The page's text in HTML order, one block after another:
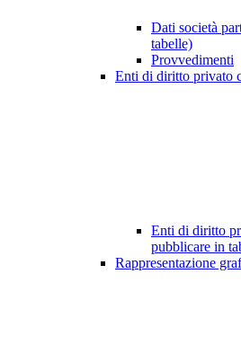
Dati società
tabelle)
Provvedimenti
Enti di diritto privato
Enti di diritto
pubblicare in
Rappresentazione